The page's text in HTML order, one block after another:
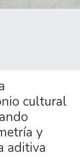
cultural
y
aditiva